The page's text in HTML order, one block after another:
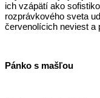
ich vzápätí ako
rozprávkového sveta
červenolícich neviest a
Pánko s mašľou